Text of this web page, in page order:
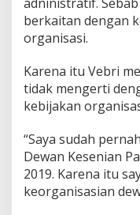
berkaitan dengan
organisasi.
Karena itu Vebri
tidak mengerti
kebijakan
“Saya sudah
Dewan Kesenian
2019. Karena itu
keorganisasian